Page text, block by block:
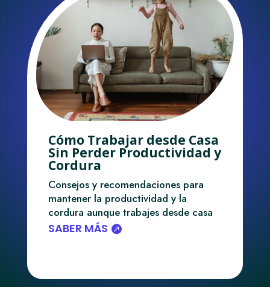
Cómo Trabajar desde Casa
Sin Perder Productividad y
Cordura
Consejos y recomendaciones para
mantener la productividad y la
cordura aunque trabajes desde casa
SABER MÁS